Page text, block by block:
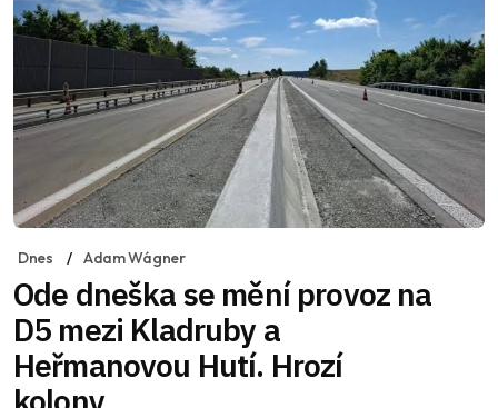
Dnes Adam Wágner
Ode dneška se mění provoz na
D5 mezi Kladruby a
Heřmanovou Hutí. Hrozí